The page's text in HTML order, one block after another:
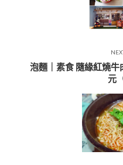
泡麵｜素食 隨緣紅燒牛
元